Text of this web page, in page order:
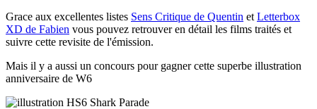
Grace aux excellentes listes Sens Critique de Quentin et Letterbox
XD de Fabien vous pouvez retrouver en détail les films traités et
suivre cette revisite de l'émission.
Mais il y a aussi un concours pour gagner cette superbe illustration
anniversaire de W6